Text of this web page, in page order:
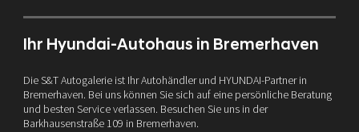
Ihr Hyundai-Autohaus in Bremerhaven
Die S&T Autogalerie ist Ihr Autohändler und HYUNDAI-Partner in
Bremerhaven. Bei uns können Sie sich auf eine persönliche Beratung
und besten Service verlassen. Besuchen Sie uns in der
Barkhausenstraße 109 in Bremerhaven.